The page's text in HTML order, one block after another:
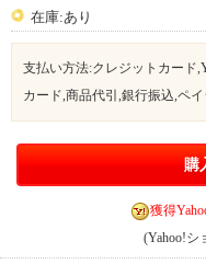
在庫:あり
支払い方法:クレジットカード
カード,商品代引,銀行振込,ペイ
購
獲得
(Yahoo!シ